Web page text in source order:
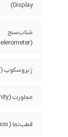
Display)
شتاب‌سنج
(Accelerometer)
ژیروسکوپ (Gyro)
مجاورت (Proximity)
قطب‌نما (Compass)